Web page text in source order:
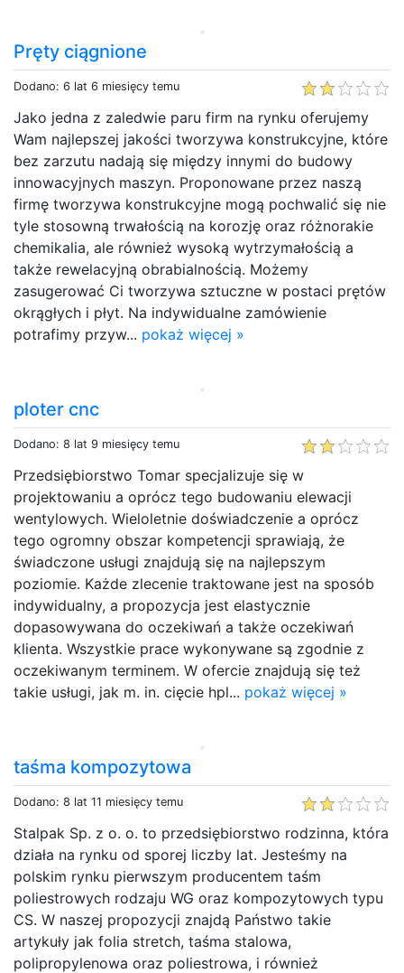
Pręty ciągnione
Dodano: 6 lat 6 miesięcy temu
Jako jedna z zaledwie paru firm na rynku oferujemy
Wam najlepszej jakości tworzywa konstrukcyjne, które
bez zarzutu nadają się między innymi do budowy
innowacyjnych maszyn. Proponowane przez naszą
firmę tworzywa konstrukcyjne mogą pochwalić się nie
tyle stosowną trwałością na korozję oraz różnorakie
chemikalia, ale również wysoką wytrzymałością a
także rewelacyjną obrabialnością. Możemy
zasugerować Ci tworzywa sztuczne w postaci prętów
okrągłych i płyt. Na indywidualne zamówienie
potrafimy przyw... pokaż więcej »
ploter cnc
Dodano: 8 lat 9 miesięcy temu
Przedsiębiorstwo Tomar specjalizuje się w
projektowaniu a oprócz tego budowaniu elewacji
wentylowych. Wieloletnie doświadczenie a oprócz
tego ogromny obszar kompetencji sprawiają, że
świadczone usługi znajdują się na najlepszym
poziomie. Każde zlecenie traktowane jest na sposób
indywidualny, a propozycja jest elastycznie
dopasowywana do oczekiwań a także oczekiwań
klienta. Wszystkie prace wykonywane są zgodnie z
oczekiwanym terminem. W ofercie znajdują się też
takie usługi, jak m. in. cięcie hpl... pokaż więcej »
taśma kompozytowa
Dodano: 8 lat 11 miesięcy temu
Stalpak Sp. z o. o. to przedsiębiorstwo rodzinna, która
działa na rynku od sporej liczby lat. Jesteśmy na
polskim rynku pierwszym producentem taśm
poliestrowych rodzaju WG oraz kompozytowych typu
CS. W naszej propozycji znajdą Państwo takie
artykuły jak folia stretch, taśma stalowa,
polipropylenowa oraz poliestrowa, i również